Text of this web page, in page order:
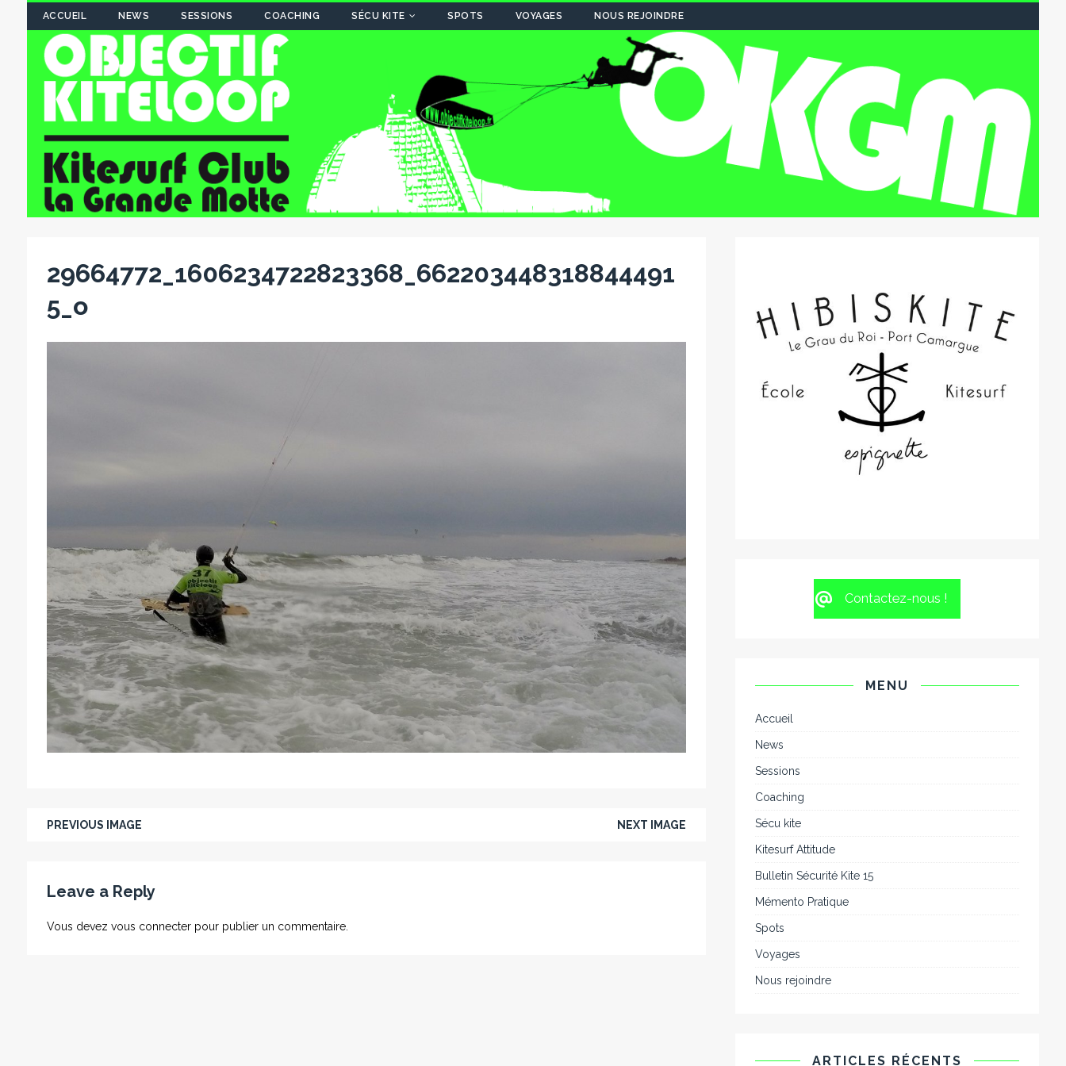
ACCUEIL NEWS SESSIONS COACHING SÉCU KITE SPOTS VOYAGES NOUS REJOINDRE
29664772_1606234722823368_662203448318844491
5_o
PREVIOUS IMAGE NEXT IMAGE
Leave a Reply
Vous devez vous connecterpour publier un commentaire.
Contactez-nous !
MENU
Accueil
News
Sessions
Coaching
Sécu kite
Kitesurf Attitude
Bulletin Sécurité Kite 15
Mémento Pratique
Spots
Voyages
Nous rejoindre
ARTICLES RÉCENTS